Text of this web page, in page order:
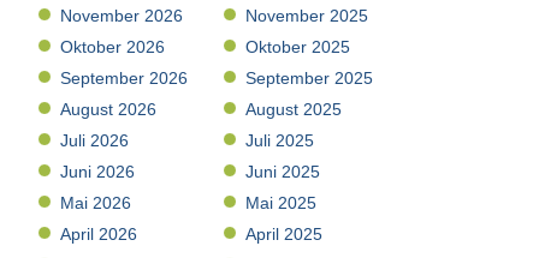
November 2026
Oktober 2026
September 2026
August 2026
Juli 2026
Juni 2026
Mai 2026
April 2026
November 2025
Oktober 2025
September 2025
August 2025
Juli 2025
Juni 2025
Mai 2025
April 2025